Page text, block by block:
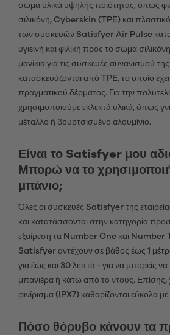
σώμα υλικά υψηλής ποιότητας, όπως
σιλικόνη, Cyberskin (TPE) και
των συσκευών Satisfyer Air Pulse
υγιεινή και φιλική προς το σώμα
μανίκια για τις συσκευές αυνανισμού της
κατασκευάζονται από TPE, το οποίο
πραγματικού δέρματος. Για την
χρησιμοποιούμε εκλεκτά υλικά, όπως
μέταλλο ή βουρτσισμένο αλουμίνιο.
Είναι το Satisfyer μου
Μπορώ να το
μπάνιο;
Όλες οι συσκευές Satisfyer της
και κατατάσσονται στην κατηγορία
εξαίρεση τα Number One και Number
Satisfyer αντέχουν σε βάθος έως 1
για έως και 30 λεπτά - για να μπορείς
μπανιέρα ή κάτω από το ντους. Επίσης,
φινίρισμα (IPX7) καθαρίζονται εύκολα
Πόσο θόρυβο κάνουν τα